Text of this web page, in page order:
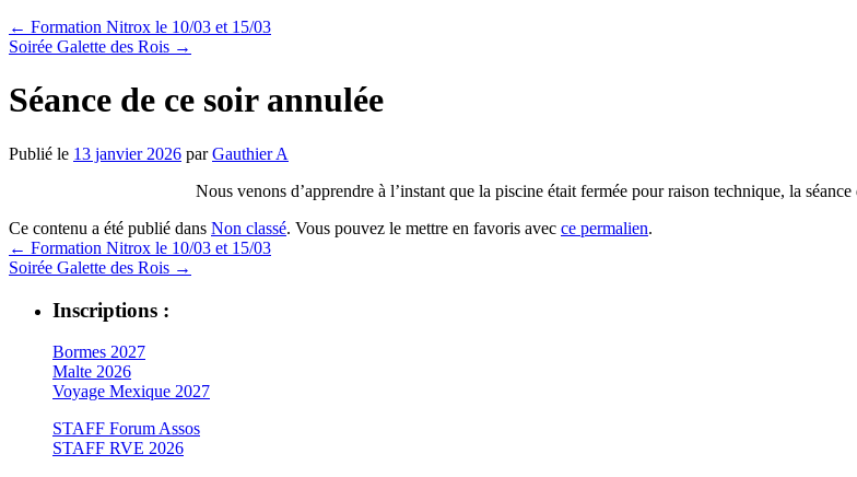
← Formation Nitrox le 10/03 et 15/03
Soirée Galette des Rois →
Séance de ce soir annulée
Publié le 13 janvier 2026 par Gauthier A
Nous venons d’apprendre à l’instant que la piscine était fermée pour raison technique, la
Ce contenu a été publié dans Non classé. Vous pouvez le mettre en favoris avec ce permalien.
← Formation Nitrox le 10/03 et 15/03
Soirée Galette des Rois →
Inscriptions :
Bormes 2027
Malte 2026
Voyage Mexique 2027
STAFF Forum Assos
STAFF RVE 2026